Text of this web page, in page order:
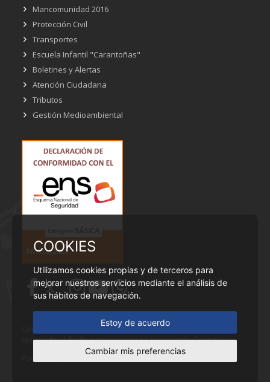
COOKIES
Utilizamos cookies propias y de terceros para
mejorar nuestros servicios mediante el análisis de
sus hábitos de navegación.
Estoy de acuerdo
Cambiar mis preferencias
Mancomunidad 2016
Protección Civil
Transportes
Escuela Infantil "Carantoñas"
Boletines y Alertas
Atención Ciudadana
Tributos
Gestión Medioambiental
Copyright © Ayuntamiento de Cobeña - Todos los derechos
reservados |Política de privacidad•Aviso legal•Cookies
Fontventa S.L